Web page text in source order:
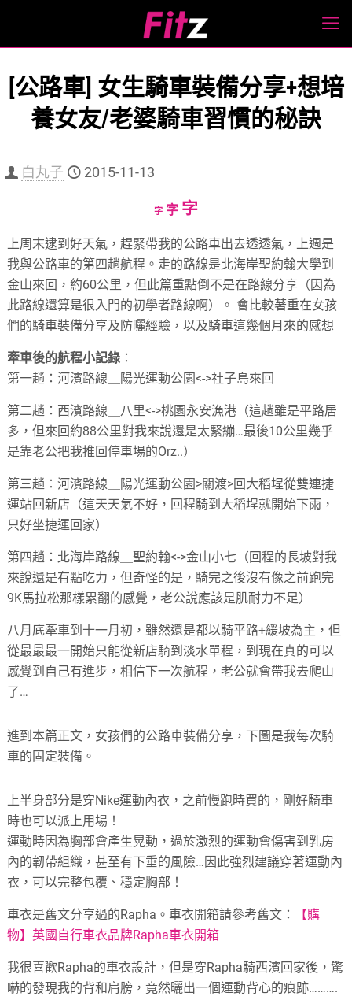
[公路車] 女生騎車裝備分享+想培
養女友/老婆騎車習慣的秘訣
白丸子 2015-11-13
字Decrease
size.
字Reset
size.
字Increase
size.
上周末逮到好天氣，趕緊帶我的公路車出去透透氣，上週是
我與公路車的第四趟航程。走的路線是北海岸聖約翰大學到
金山來回，約60公里，但此篇重點倒不是在路線分享（因為
此路線還算是很入門的初學者路線啊）。 會比較著重在女孩
們的騎車裝備分享及防曬經驗，以及騎車這幾個月來的感想
牽車後的航程小記錄 ：
第一趟：河濱路線＿陽光運動公園<->社子島來回
第二趟：西濱路線＿八里<->桃園永安漁港（這趟雖是平路居
多，但來回約88公里對我來說還是太緊繃…最後10公里幾乎
是靠老公把我推回停車場的Orz..）
第三趟：河濱路線＿陽光運動公園>關渡>回大稻埕從雙連捷
運站回新店（這天天氣不好，回程騎到大稻埕就開始下雨，
只好坐捷運回家）
第四趟：北海岸路線＿聖約翰<->金山小七（回程的長坡對我
來說還是有點吃力，但奇怪的是，騎完之後沒有像之前跑完
9K馬拉松那樣累翻的感覺，老公說應該是肌耐力不足）
八月底牽車到十一月初，雖然還是都以騎平路+緩坡為主，但
從最最最一開始只能從新店騎到淡水單程，到現在真的可以
感覺到自己有進步，相信下一次航程，老公就會帶我去爬山
了…
進到本篇正文，女孩們的公路車裝備分享，下圖是我每次騎
車的固定裝備。
上半身部分是穿Nike運動內衣，之前慢跑時買的，剛好騎車
時也可以派上用場！
運動時因為胸部會產生晃動，過於激烈的運動會傷害到乳房
內的韌帶組織，甚至有下垂的風險…因此強烈建議穿著運動內
衣，可以完整包覆、穩定胸部！
車衣是舊文分享過的Rapha。車衣開箱請參考舊文：
【購
物】英國自行車衣品牌Rapha車衣開箱
我很喜歡Rapha的車衣設計，但是穿Rapha騎西濱回家後，驚
嚇的發現我的背和肩膀，竟然曬出一個運動背心的痕跡……….